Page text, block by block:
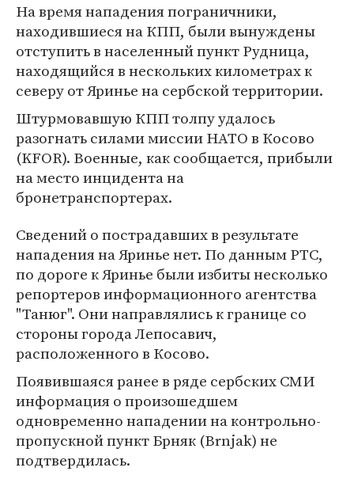
На время нападения пограничники,
находившиеся на КПП, были вынуждены
отступить в населенный пункт Рудница,
находящийся в нескольких километрах к
северу от Яринье на сербской территории.
Штурмовавшую КПП толпу удалось
разогнать силами миссии НАТО в Косово
(KFOR). Военные, как сообщается, прибыли
на место инцидента на
бронетранспортерах.
Сведений о пострадавших в результате
нападения на Яринье нет. По данным РТС,
по дороге к Яринье были избиты несколько
репортеров информационного агентства
"Танюг". Они направлялись к границе со
стороны города Лепосавич,
расположенного в Косово.
Появившаяся ранее в ряде сербских СМИ
информация о произошедшем
одновременно нападении на контрольно-
пропускной пункт Брняк (Brnjak) не
подтвердилась.